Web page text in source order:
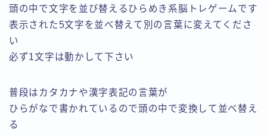
頭の中で文字を並び替えるひらめき系脳トレゲームです
表示された5文字を並べ替えて別の言葉に変えてくださ
い
必ず1文字は動かして下さい
普段はカタカナや漢字表記の言葉が
ひらがなで書かれているので頭の中で変換して並べ替え
る